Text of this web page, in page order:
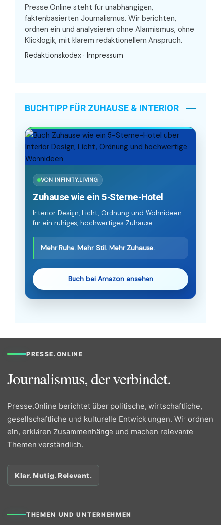
Presse.Online steht für unabhängigen,
faktenbasierten Journalismus. Wir berichten,
ordnen ein und analysieren ohne Alarmismus, ohne
Klicklogik, mit klarem redaktionellem Anspruch.
Redaktionskodex · Impressum
BUCHTIPP FÜR ZUHAUSE & INTERIOR
VON INFINITY.LIVING
Zuhause wie ein 5-Sterne-Hotel
Interior Design, Licht, Ordnung und Wohnideen
für ein ruhiges, hochwertiges Zuhause.
Mehr Ruhe. Mehr Stil. Mehr Zuhause.
Buch bei Amazon ansehen
PRESSE.ONLINE
Journalismus, der verbindet.
Presse.Online berichtet über politische, wirtschaftliche,
gesellschaftliche und kulturelle Entwicklungen. Wir ordnen
ein, erklären Zusammenhänge und machen relevante
Themen verständlich.
Klar. Mutig. Relevant.
THEMEN UND UNTERNEHMEN